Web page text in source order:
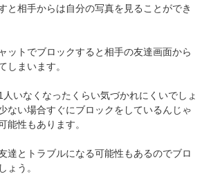
と相手からは自分の写真を見ることができ
ットでブロックすると相手の友達画面から
しまいます。
いなくなったくらい気づかれにくいでしょ
ない場合すぐにブロックをしているんじゃ
能性もあります。
達とトラブルになる可能性もあるのでブロ
ょう。